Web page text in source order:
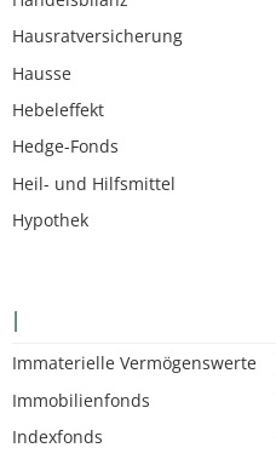
Hausratversicherung
Hausse
Hebeleffekt
Hedge-Fonds
Heil- und Hilfsmittel
Hypothek
I
Immaterielle Vermögenswerte
Immobilienfonds
Indexfonds